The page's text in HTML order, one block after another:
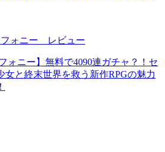
ォニー】無料で4090連ガチャ？！セ
女と終末世界を救う新作RPGの魅力